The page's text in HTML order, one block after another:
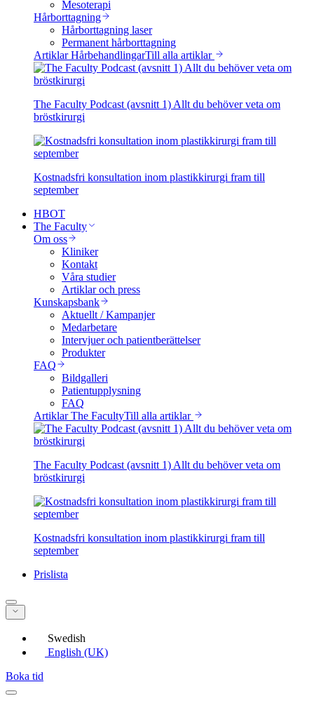
Mesoterapi
Hårborttagning
Hårborttagning laser
Permanent hårborttagning
Artiklar HårbehandlingarTill alla artiklar
The Faculty Podcast (avsnitt 1) Allt du behöver veta om
bröstkirurgi
Kostnadsfri konsultation inom plastikkirurgi fram till
september
HBOT
The Faculty
Om oss
Kliniker
Kontakt
Våra studier
Artiklar och press
Kunskapsbank
Aktuellt / Kampanjer
Medarbetare
Intervjuer och patientberättelser
Produkter
FAQ
Bildgalleri
Patientupplysning
FAQ
Artiklar The FacultyTill alla artiklar
The Faculty Podcast (avsnitt 1) Allt du behöver veta om
bröstkirurgi
Kostnadsfri konsultation inom plastikkirurgi fram till
september
Prislista
Swedish
English (UK)
Boka tid